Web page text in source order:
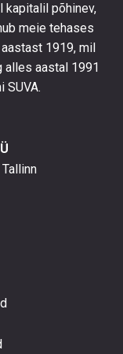
kapitalil põhinev,
meie tehases
1919, mil
alles aastal 1991
SUVA.